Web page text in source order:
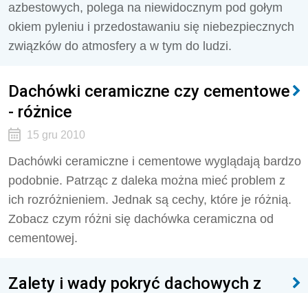
azbestowych, polega na niewidocznym pod gołym
okiem pyleniu i przedostawaniu się niebezpiecznych
związków do atmosfery a w tym do ludzi.
Dachówki ceramiczne czy cementowe
- różnice
15 gru 2010
Dachówki ceramiczne i cementowe wyglądają bardzo
podobnie. Patrząc z daleka można mieć problem z
ich rozróżnieniem. Jednak są cechy, które je różnią.
Zobacz czym różni się dachówka ceramiczna od
cementowej.
Zalety i wady pokryć dachowych z